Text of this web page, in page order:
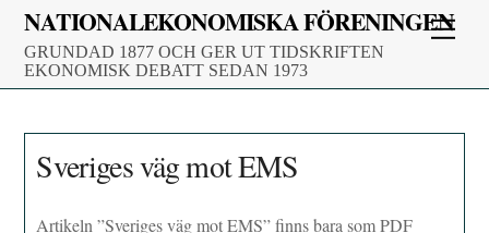
Skip
content
NATIONALEKONOMISKA FÖRENINGEN
GRUNDAD 1877 OCH GER UT TIDSKRIFTEN
EKONOMISK DEBATT SEDAN 1973
Sveriges väg mot EMS
Artikeln ”Sveriges väg mot EMS” finns bara som PDF